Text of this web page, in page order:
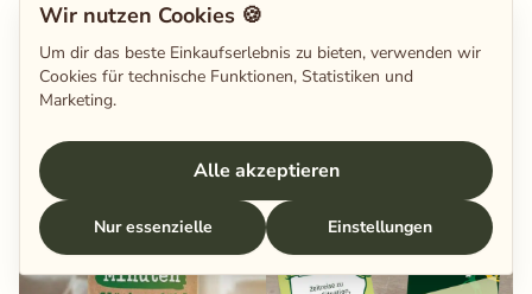
Wir sind gespannt auf das Feedback – bisher sind
zumindest von unseren Testnutzer:innen absolut
verwöhnt worden mit positiven Rückmeldungen
Familie.
Wir nutzen Cookies 🍪
Um dir das beste Einkaufserlebnis zu bieten, verwenden wir
Cookies für technische Funktionen, Statistiken und
Marketing.
Alle akzeptieren
Nur essenzielle Einstellungen